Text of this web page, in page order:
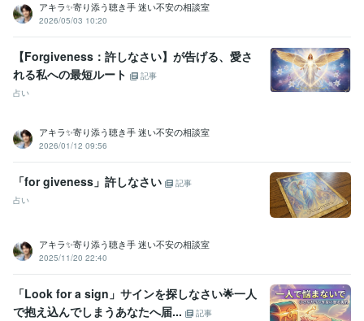
普通自動車第一種運転免許 取得年 : 1990年
中型自動車第二種運転免許
乙種危険物取扱者 取得年 : 1990年
ビジネス・クリエイティブツール
Excel:3年PowerPoint:3年Word:3年
Google スプレッドシート:3年
Google ドキュメント:3年
得意分野
悩み相談・カウンセリング
コールセンター 派遣業 管理責任者 カウンセラー
資産運用・副業の相談 投資・投機FXトレード
個人トレーダー 資産運用
アキラ✨寄り添う聴き手 迷い不安の相談室
2026/05/03 10:20
【Forgiveness：許しなさい】が告げる、愛さ
れる私への最短ルート
記事
占い
アキラ✨寄り添う聴き手 迷い不安の相談室
2026/01/12 09:56
「for giveness」許しなさい
記事
占い
アキラ✨寄り添う聴き手 迷い不安の相談室
2025/11/20 22:40
「Look for a sign」サインを探しなさい🌟一人
で抱え込んでしまうあなたへ届...
記事